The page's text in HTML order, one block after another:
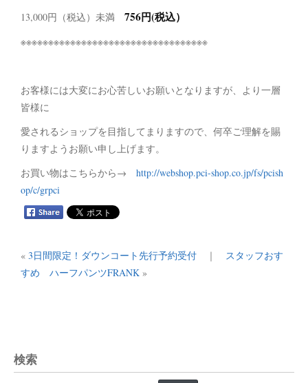
13,000円（税込）未満 756円(税込）
※※※※※※※※※※※※※※※※※※※※※※※※※※※※※※※※※※
お客様には大変にお心苦しいお願いとなりますが、より一層
皆様に
愛されるショップを目指してまりますので、何卒ご理解を賜
りますようお願い申し上げます。
お買い物はこちらから→ http://webshop.pci-shop.co.jp/fs/pcish
op/c/grpci
« 3日間限定！ダウンコート先行予約受付 ｜ スタッフおす
すめ ハーフパンツFRANK »
検索